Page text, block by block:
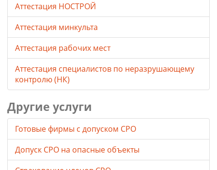
Аттестация НОСТРОЙ
Аттестация минкульта
Аттестация рабочих мест
Аттестация специалистов по неразрушающему
контролю (НК)
Другие услуги
Готовые фирмы с допуском СРО
Допуск СРО на опасные объекты